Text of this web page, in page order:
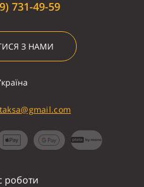
731-49-59
З НАМИ
роботи